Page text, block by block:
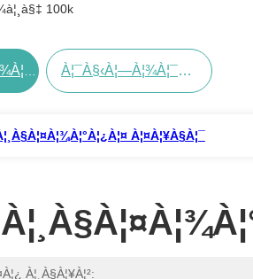
100k
À¦¯à§‹à¦—À¦¾à¦¯à§‹à¦— À¦•à¦°à§à¦¨
À¦¤à¦¥à§à¦¯
À¦¸à§à¦¥à¦²: